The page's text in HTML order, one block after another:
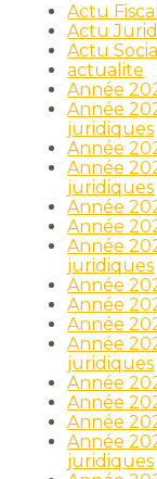
Actu
Actu
Actu
actualite
Année
Année
juridiques
Année
Année
juridiques
Année
Année
Année
juridiques
Année
Année
Année
Année
juridiques
Année
Année
Année
Année
juridiques